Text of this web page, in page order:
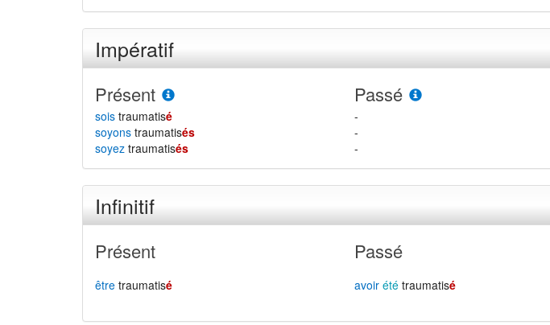
Impératif
Présent
sois traumatisé
soyons traumatisés
soyez traumatisés
Passé
-
-
-
Infinitif
Présent
être traumatisé
Passé
avoir été traumatisé